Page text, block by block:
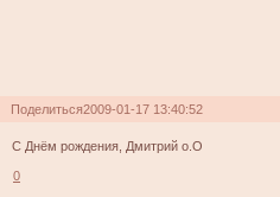
Поделиться2009-01-17 13:40:52
С Днём рождения, Дмитрий о.О
0